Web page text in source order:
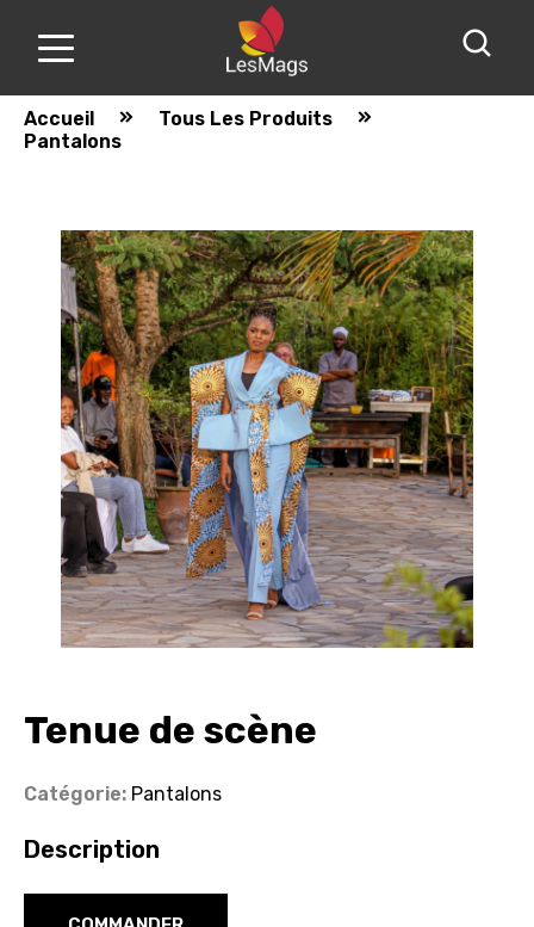
Nos
produits
propos
Nos
clients
Contact
Accueil
Tous Les Produits
Pantalons
Tenue de scène
Catégorie: Pantalons
Description